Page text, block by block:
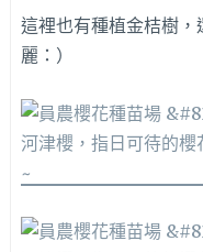
這裡也有種植金桔樹
麗：）